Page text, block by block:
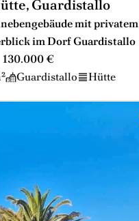
Guardistallo
mit privatem
im Dorf Guardistallo
130.000 €
Guardistallo Hütte